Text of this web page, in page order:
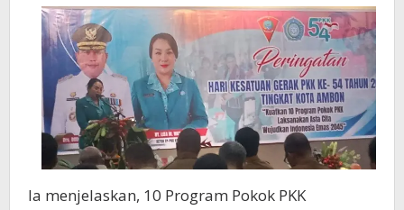
Ia menjelaskan, 10 Program Pokok PKK